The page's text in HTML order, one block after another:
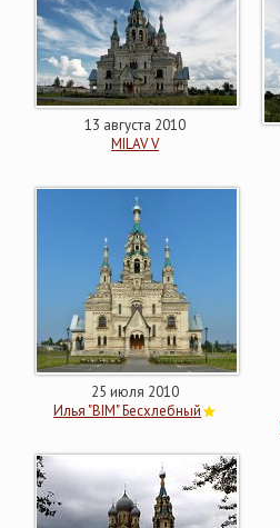
13 августа 2010
MILAV V
25 июля 2010
Илья "BIM" Бесхлебный